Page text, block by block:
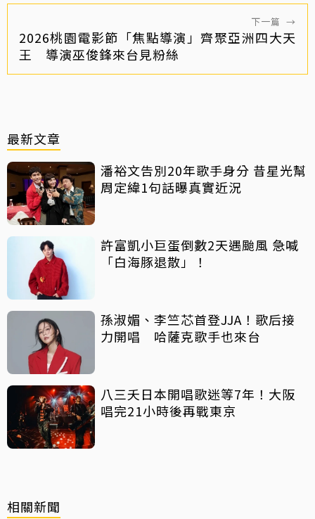
下一篇 →
2026桃園電影節「焦點導演」齊聚亞洲四大天
王 導演巫俊鋒來台見粉絲
最新文章
潘裕文告別20年歌手身分 昔星光幫
周定緯1句話曝真實近況
許富凱小巨蛋倒數2天遇颱風 急喊
「白海豚退散」！
孫淑媚、李竺芯首登JJA！歌后接
力開唱 哈薩克歌手也來台
八三夭日本開唱歌迷等7年！大阪
唱完21小時後再戰東京
相關新聞